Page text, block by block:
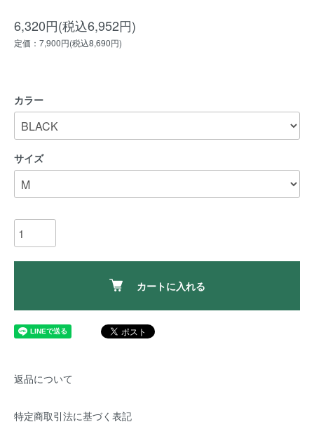
6,320円(税込6,952円)
定価：7,900円(税込8,690円)
カラー
サイズ
カートに入れる
返品について
特定商取引法に基づく表記